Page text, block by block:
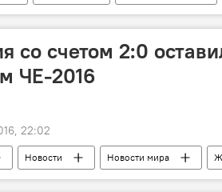
со счетом 2:0
ЧЕ-2016
22:02
Новости Новости мира